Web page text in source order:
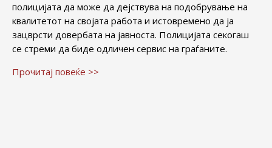
полицијата да може да дејствува на подобрување на
квалитетот на својата работа и истовремено да ја
зацврсти довербата на јавноста. Полицијата секогаш
се стреми да биде одличен сервис на граѓаните.
Прочитај повеќе >>